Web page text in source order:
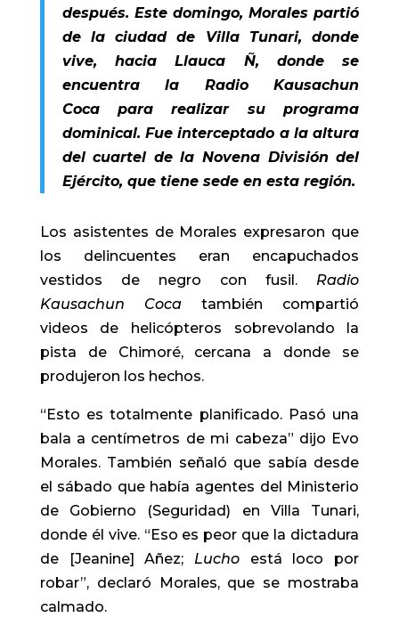
después. Este domingo, Morales partió
de la ciudad de Villa Tunari, donde
vive, hacia Llauca Ñ, donde se
encuentra la Radio Kausachun
Coca para realizar su programa
dominical. Fue interceptado a la altura
del cuartel de la Novena División del
Ejército, que tiene sede en esta región.
Los asistentes de Morales expresaron que
los delincuentes eran encapuchados
vestidos de negro con fusil. Radio
Kausachun Cocatambién compartió
videos de helicópteros sobrevolando la
pista de Chimoré, cercana a donde se
produjeron los hechos.
“Esto es totalmente planificado. Pasó una
bala a centímetros de mi cabeza” dijo Evo
Morales. También señaló que sabía desde
el sábado que había agentes del Ministerio
de Gobierno (Seguridad) en Villa Tunari,
donde él vive. “Eso es peor que la dictadura
de [Jeanine] Añez; Lucho está loco por
robar”, declaró Morales, que se mostraba
calmado.